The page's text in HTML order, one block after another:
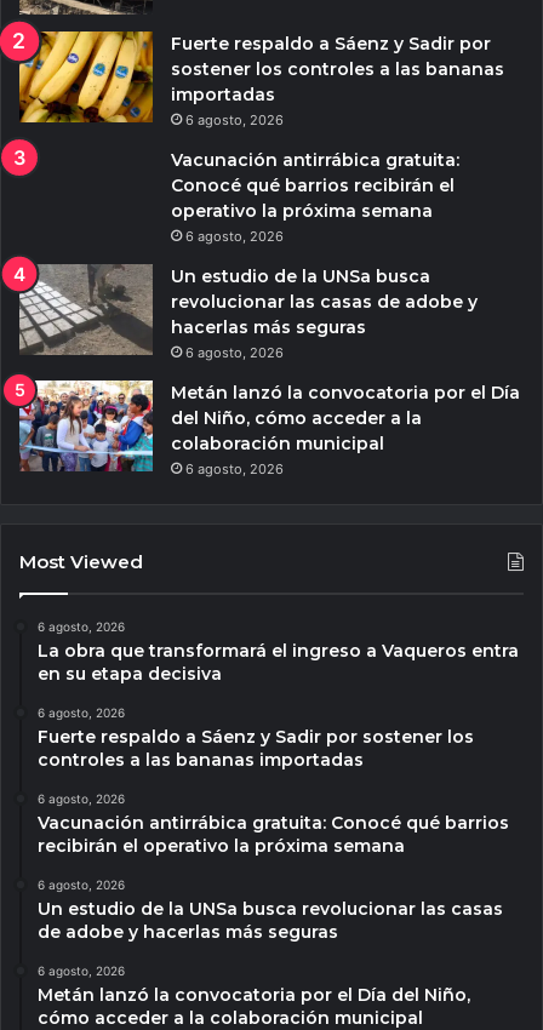
Fuerte respaldo a Sáenz y Sadir por
sostener los controles a las bananas
importadas
6 agosto, 2026
Vacunación antirrábica gratuita:
Conocé qué barrios recibirán el
operativo la próxima semana
6 agosto, 2026
Un estudio de la UNSa busca
revolucionar las casas de adobe y
hacerlas más seguras
6 agosto, 2026
Metán lanzó la convocatoria por el Día
del Niño, cómo acceder a la
colaboración municipal
6 agosto, 2026
Most Viewed
6 agosto, 2026
La obra que transformará el ingreso a Vaqueros entra
en su etapa decisiva
6 agosto, 2026
Fuerte respaldo a Sáenz y Sadir por sostener los
controles a las bananas importadas
6 agosto, 2026
Vacunación antirrábica gratuita: Conocé qué barrios
recibirán el operativo la próxima semana
6 agosto, 2026
Un estudio de la UNSa busca revolucionar las casas
de adobe y hacerlas más seguras
6 agosto, 2026
Metán lanzó la convocatoria por el Día del Niño,
cómo acceder a la colaboración municipal